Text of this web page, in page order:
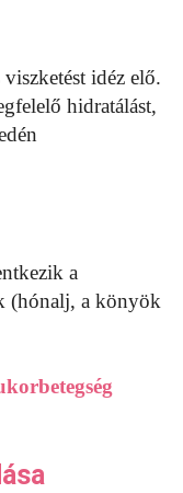
idéz elő.
hidratálást,
a
(hónalj, a könyök